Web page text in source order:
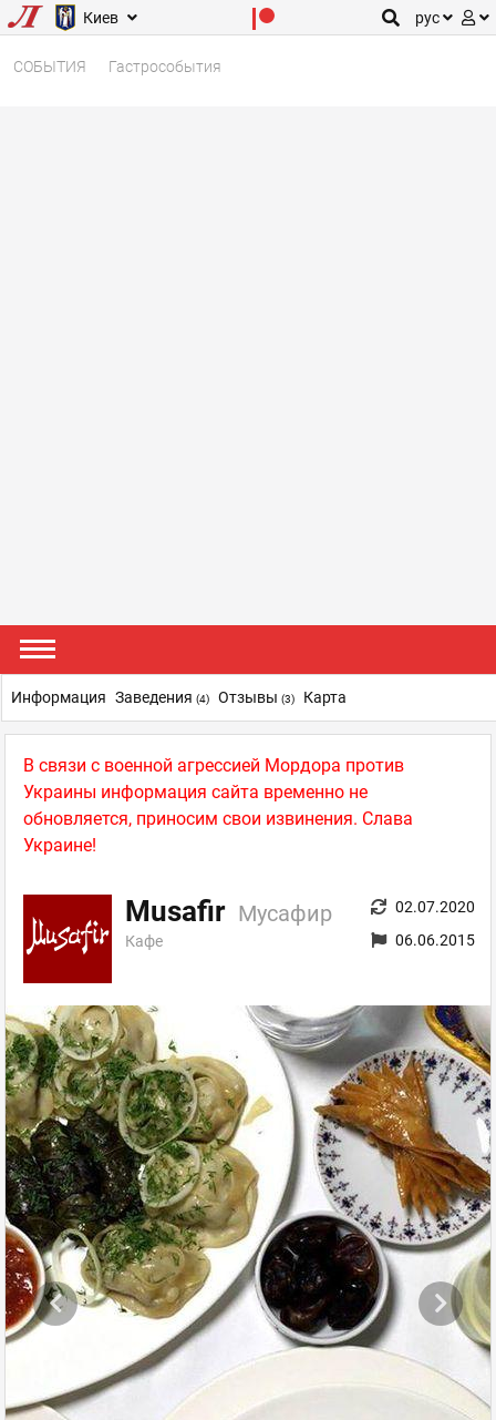
Киев рус
СОБЫТИЯ Гастрособытия
В связи с военной агрессией Мордора против
Украины информация сайта временно не
обновляется, приносим свои извинения. Слава
Украине!
Musafir Мусафир
Кафе
02.07.2020
06.06.2015
Информация Заведения (4) Отзывы (3) Карта